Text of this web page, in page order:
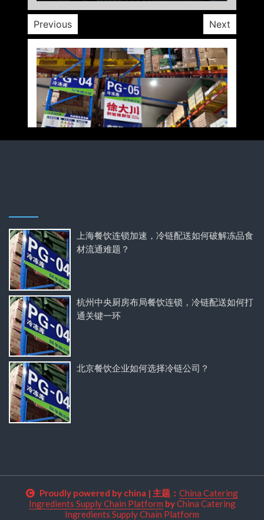
Previous Next
上海餐饮连锁加速，冷链配送如何破解冻品食
材流通难题？
杭州中央厨房布局餐饮连锁，冷链配送如何打
通关键一环
北京餐饮企业如何选择冷链公司？
Proudly powered by china | 主题： China Catering
Ingredients Supply Chain Platform byChina Catering
Ingredients Supply Chain Platform